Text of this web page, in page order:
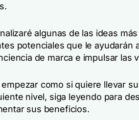
algunas de las ideas
potenciales que le ayudarán
de marca e impulsar las
como si quiere llevar
nivel, siga leyendo para
sus beneficios.